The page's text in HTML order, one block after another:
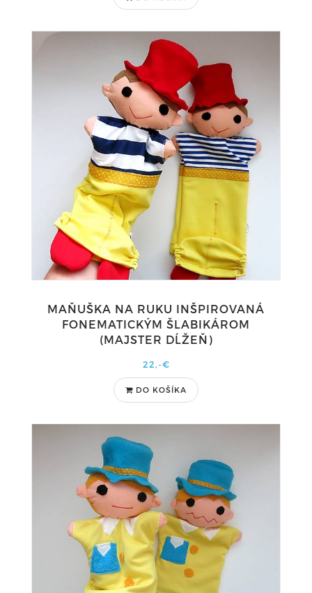
MAŇUŠKA NA RUKU INŠPIROVANÁ
FONEMATICKÝM ŠLABIKÁROM
(MAJSTER DĹŽEŇ)
22,-€
DO KOŠÍKA